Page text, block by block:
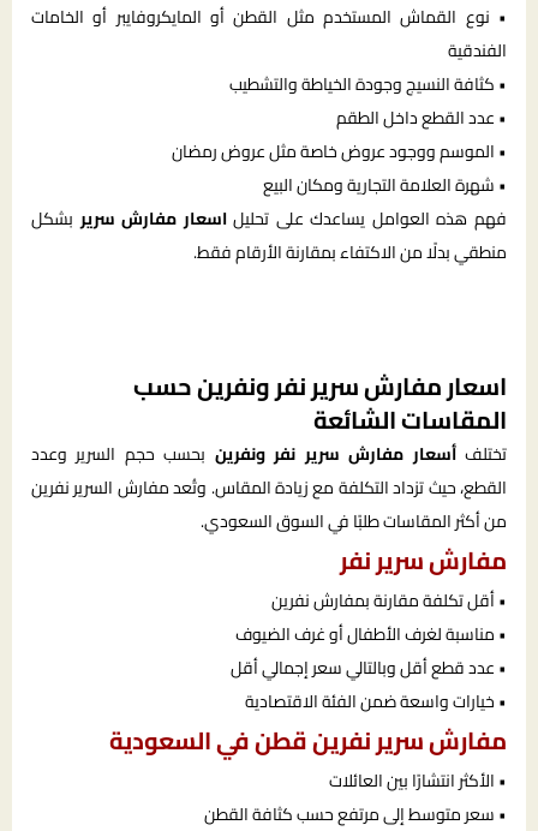
• نوع القماش المستخدم مثل القطن أو المايكروفايبر أو الخامات
الفندقية
• كثافة النسيج وجودة الخياطة والتشطيب
• عدد القطع داخل الطقم
• الموسم ووجود عروض خاصة مثل عروض رمضان
• شهرة العلامة التجارية ومكان البيع
فهم هذه العوامل يساعدك على تحليلاسعار مفارش سرير بشكل
منطقي بدلًا من الاكتفاء بمقارنة الأرقام فقط.
اسعار مفارش سرير نفر ونفرين حسب
المقاسات الشائعة
تختلفأسعار مفارش سرير نفر ونفرين بحسب حجم السرير وعدد
القطع، حيث تزداد التكلفة مع زيادة المقاس. وتُعد مفارش السرير نفرين
من أكثر المقاسات طلبًا في السوق السعودي.
مفارش سرير نفر
• أقل تكلفة مقارنة بمفارش نفرين
• مناسبة لغرف الأطفال أو غرف الضيوف
• عدد قطع أقل وبالتالي سعر إجمالي أقل
• خيارات واسعة ضمن الفئة الاقتصادية
مفارش سرير نفرين قطن في السعودية
• الأكثر انتشارًا بين العائلات
• سعر متوسط إلى مرتفع حسب كثافة القطن